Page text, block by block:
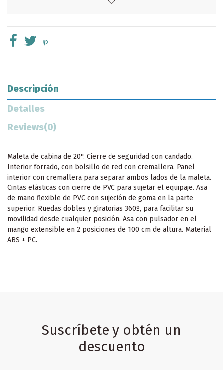
Descripción
Detalles
Reviews(0)
Maleta de cabina de 20''. Cierre de seguridad con candado.
Interior forrado, con bolsillo de red con cremallera. Panel
interior con cremallera para separar ambos lados de la maleta.
Cintas elásticas con cierre de PVC para sujetar el equipaje. Asa
de mano flexible de PVC con sujeción de goma en la parte
superior. Ruedas dobles y giratorias 360º, para facilitar su
movilidad desde cualquier posición. Asa con pulsador en el
mango extensible en 2 posiciones de 100 cm de altura. Material
ABS + PC.
Suscríbete y obtén un
descuento